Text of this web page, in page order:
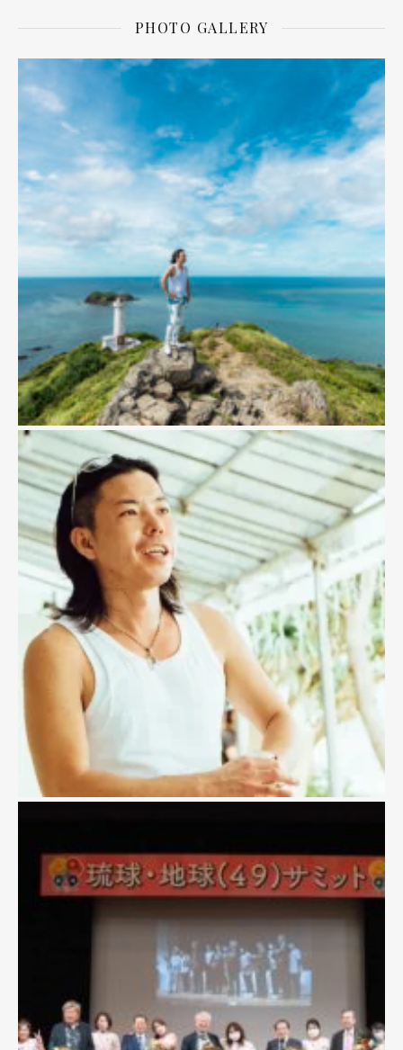
PHOTO GALLERY